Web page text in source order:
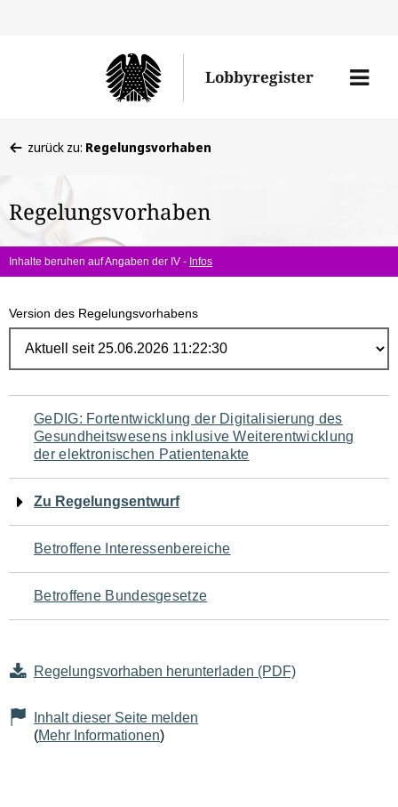
Lobbyregister
Menü
befinden
hier:
zurück zu: Regelungsvorhaben
Regelungsvorhaben
Inhalte beruhen auf Angaben der IV - Infos
Version des Regelungsvorhabens
Navigation
für
den
Seiteninhalt
GeDIG: Fortentwicklung der Digitalisierung des
Gesundheitswesens inklusive Weiterentwicklung
der elektronischen Patientenakte
Zu Regelungsentwurf
Betroffene Interessenbereiche
Betroffene Bundesgesetze
Regelungsvorhaben herunterladen (PDF)
Inhalt dieser Seite melden
(Mehr Informationen)